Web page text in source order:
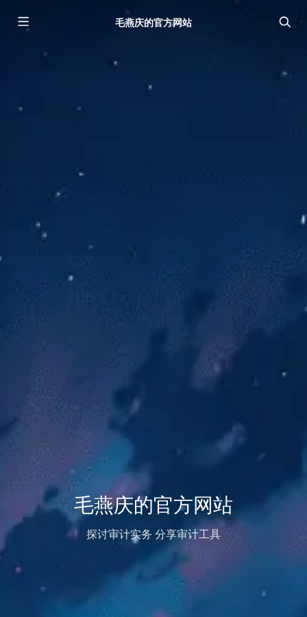
毛燕庆的官方网站
毛燕庆的官方网站
探讨审计实务 分享审计工具